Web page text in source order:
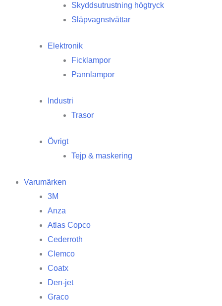
Skyddsutrustning högtryck
Släpvagnstvättar
Elektronik
Ficklampor
Pannlampor
Industri
Trasor
Övrigt
Tejp & maskering
Varumärken
3M
Anza
Atlas Copco
Cederroth
Clemco
Coatx
Den-jet
Graco